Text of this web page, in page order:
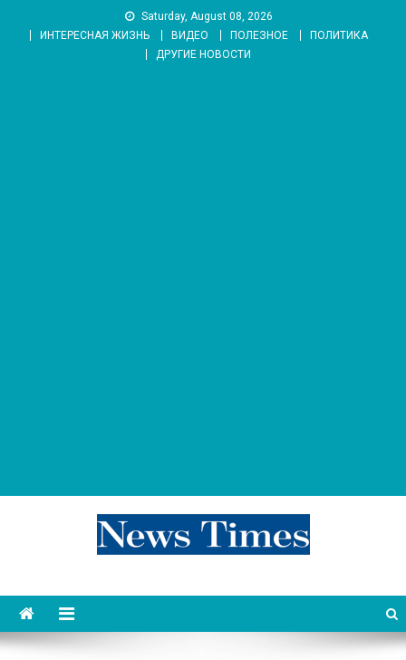
Saturday, August 08, 2026
ИНТЕРЕСНАЯ ЖИЗНЬ
ВИДЕО ПОЛЕЗНОЕ
ПОЛИТИКА
ДРУГИЕ НОВОСТИ